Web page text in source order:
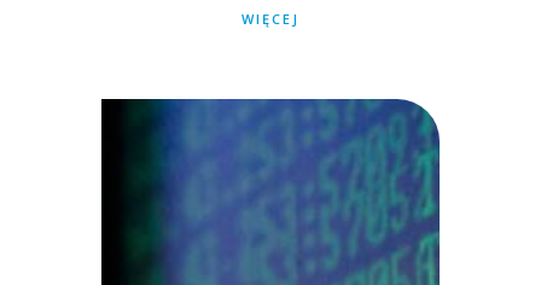
też inwestować. Czy od pożyczania pieniędzy trzeba będzie
WIĘCEJ